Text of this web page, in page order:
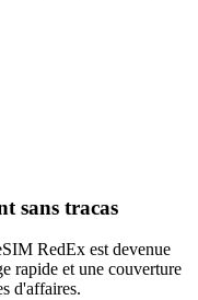
sans tracas
RedEx est devenue
rapide et une couverture
d'affaires.